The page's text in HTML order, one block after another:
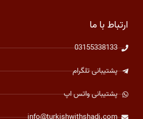
ارتباط با ما
03155338133
پشتیبانی تلگرام
پشتیبانی واتس اپ